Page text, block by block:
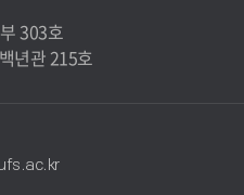
303호
년관 215호